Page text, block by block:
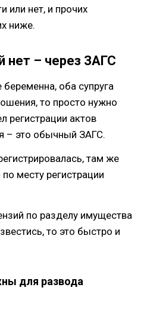
или нет, и прочих
ниже.
нет – через ЗАГС
оба супруга
то просто нужно
регистрации актов
– это обычный ЗАГС.
там же
месту регистрации
по разделу имущества
то это быстро и
для развода